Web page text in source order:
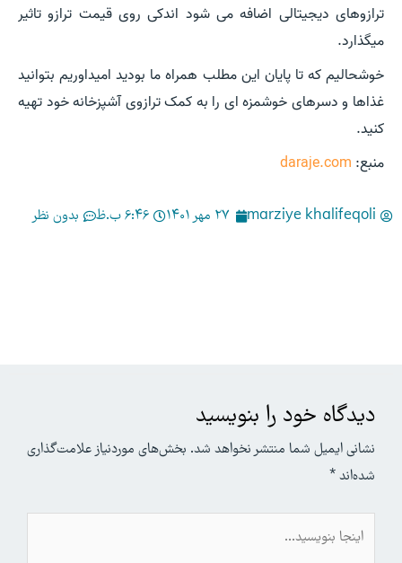
ترازوهای دیجیتالی اضافه می شود اندکی روی قیمت ترازو تاثیر
میگذارد.
خوشحالیم که تا پایان این مطلب همراه ما بودید امیداوریم بتوانید
غذاها و دسرهای خوشمزه ای را به کمک ترازوی آشپزخانه خود تهیه
کنید.
منبع: daraje.com
marziye khalifeqoli 27 مهر 1401 6:46 ب.ظ بدون نظر
دیدگاه‌ خود را بنویسید
نشانی ایمیل شما منتشر نخواهد شد. بخش‌های موردنیاز علامت‌گذاری
شده‌اند*
اینجا